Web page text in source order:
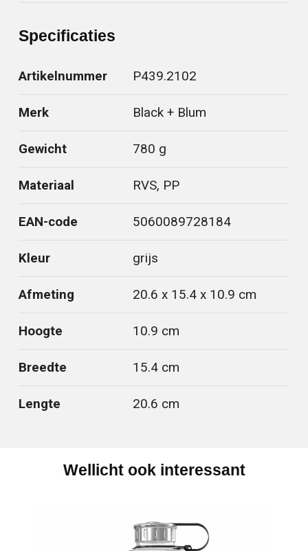
Specificaties
Artikelnummer P439.2102
Merk Black + Blum
Gewicht 780 g
Materiaal RVS, PP
EAN-code 5060089728184
Kleur grijs
Afmeting 20.6 x 15.4 x 10.9 cm
Hoogte 10.9 cm
Breedte 15.4 cm
Lengte 20.6 cm
Wellicht ook interessant